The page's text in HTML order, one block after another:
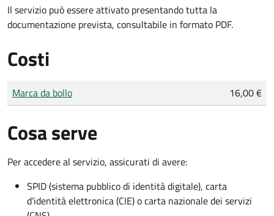
Il servizio può essere attivato presentando tutta la
documentazione prevista, consultabile in formato PDF.
Costi
Tipo di pagamento
Importo
Marca da bollo 16,00 €
Cosa serve
Per accedere al servizio, assicurati di avere:
SPID (sistema pubblico di identità digitale), carta
d’identità elettronica (CIE) o carta nazionale dei servizi